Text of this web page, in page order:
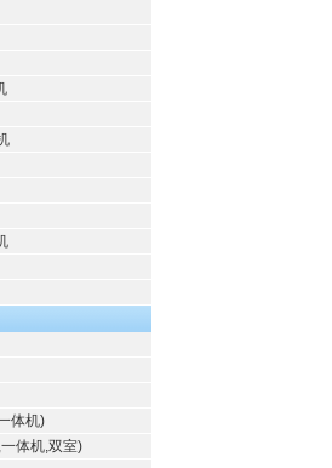
体机)
体机,双室)